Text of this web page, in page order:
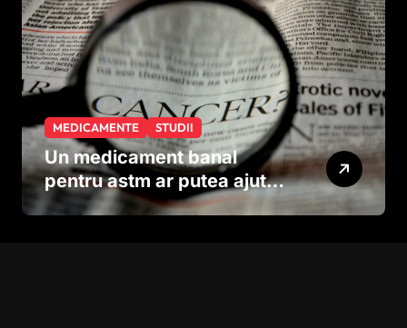
MEDICAMENTE STUDII
Un medicament banal
pentru astm ar putea ajuta
în lupta împotriva